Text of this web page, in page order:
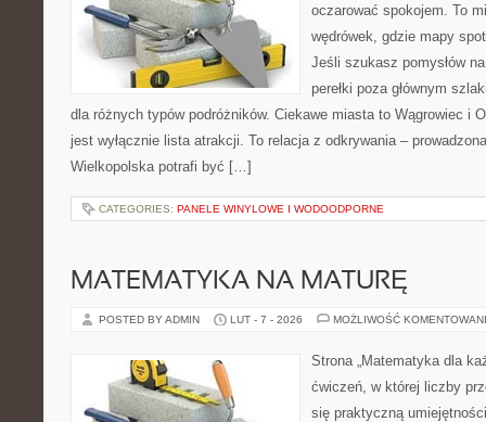
oczarować spokojem. To
wędrówek, gdzie mapy
Jeśli szukasz pomysłów
perełki poza głównym
dla różnych typów podróżników. Ciekawe miasta to Wągrowiec i
jest wyłącznie lista atrakcji. To relacja z odkrywania –
Wielkopolska potrafi być […]
CATEGORIES: PANELE WINYLOWE I WODOODPORNE
MATEMATYKA NA MATURĘ
POSTED BY ADMIN LUT - 7 - 2026 MOŻLIWOŚĆ
Strona „Matematyka dla
ćwiczeń, w której liczby
się praktyczną